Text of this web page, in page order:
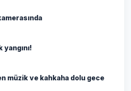
müzik ve kahkaha dolu gece